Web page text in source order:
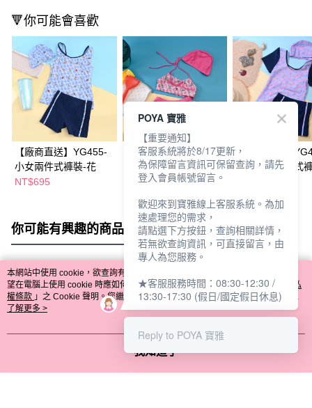
🔻你可能會喜歡
【廠商直送】YG455-
小女兩件式褲裝-花
NT$695
【廠商直送】YG458-
小女兩件式裙裝-花
NT$665
【廠商直送】
小女短袖兩件式
你可能有興趣的商品 全站排行
熱門標籤
本網站中使用 cookie，欲查詢有關本網站使用 cookie 方式之詳情，及若您不希
望在電腦上使用 cookie 時應如何變更電腦的 cookie 設定，請參閱本網站「
隱私
權條款 」之 Cookie 聲明。您繼續使用本網站即表示您同意本公司得按本網站使
用條款之 Cookie 聲明使用 cookie。
了解更多 >
我知道了
POYA 寶雅
【重要通知】
客服系統將於8/17更新，
為保障留言資訊可保留查詢，請先
登入會員帳號留言。
歡迎來到寶雅線上客服系統。為加
速處理您的需求，
請點選下方按鈕，查詢相關詳情，
若無欲查詢資訊，可直接留言，由
專人為您服務。
★客服服務時間：08:30-12:30 /
13:30-17:30 (假日/國定假日休息)
Reply to POYA 寶雅